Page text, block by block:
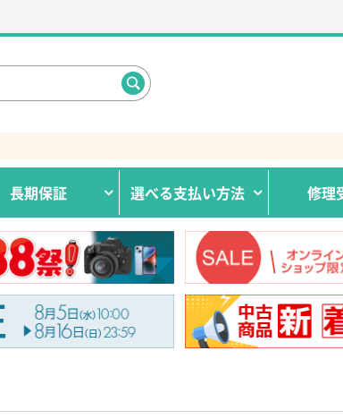
長期保証 選べる支払い方法 修理